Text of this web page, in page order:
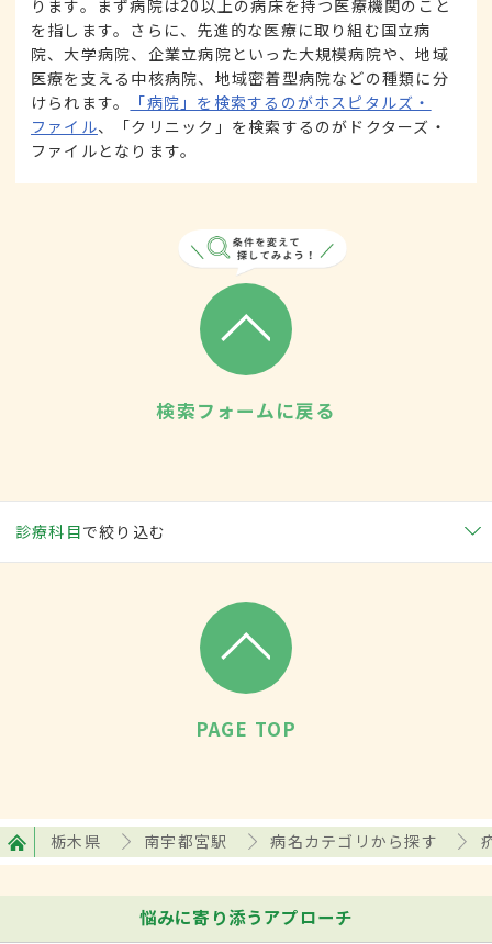
ります。まず病院は20以上の病床を持つ医療機関のこと
を指します。さらに、先進的な医療に取り組む国立病
院、大学病院、企業立病院といった大規模病院や、地域
医療を支える中核病院、地域密着型病院などの種類に分
けられます。
「病院」を検索するのがホスピタルズ・
ファイル、「クリニック」を検索するのがドクターズ・
ファイルとなります。
検索フォームに戻る
診療科目で絞り込む
PAGE TOP
栃木県 南宇都宮駅 病名カテゴリから探す
悩みに寄り添うアプローチ